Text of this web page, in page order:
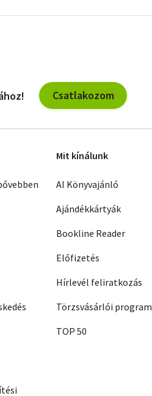
szűrők
Csatlakozom
Mit kínálunk
AI Könyvajánló
Ajándékkártyák
Bookline Reader
Előfizetés
Hírlevél feliratkozás
Törzsvásárlói program
TOP 50